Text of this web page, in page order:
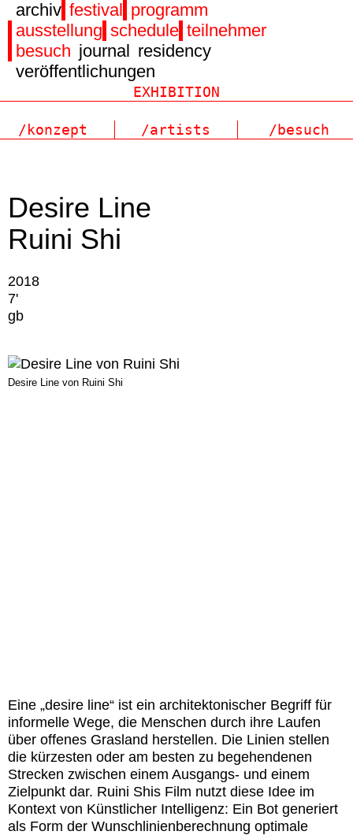
archiv festival programm
ausstellung schedule teilnehmer
besuch journal residency
veröffentlichungen
/konzept /artists /besuch
Desire Line
Ruini Shi
2018
7'
gb
Desire Line von Ruini Shi
Eine „desire line“ ist ein architektonischer Begriff für
informelle Wege, die Menschen durch ihre Laufen
über offenes Grasland herstellen. Die Linien stellen
die kürzesten oder am besten zu begehendenen
Strecken zwischen einem Ausgangs- und einem
Zielpunkt dar. Ruini Shis Film nutzt diese Idee im
Kontext von Künstlicher Intelligenz: Ein Bot generiert
als Form der Wunschlinienberechnung optimale